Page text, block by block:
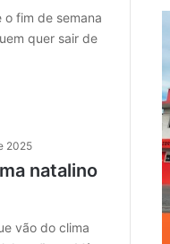
fim de semana
quer sair de
2025
natalino
vão do clima